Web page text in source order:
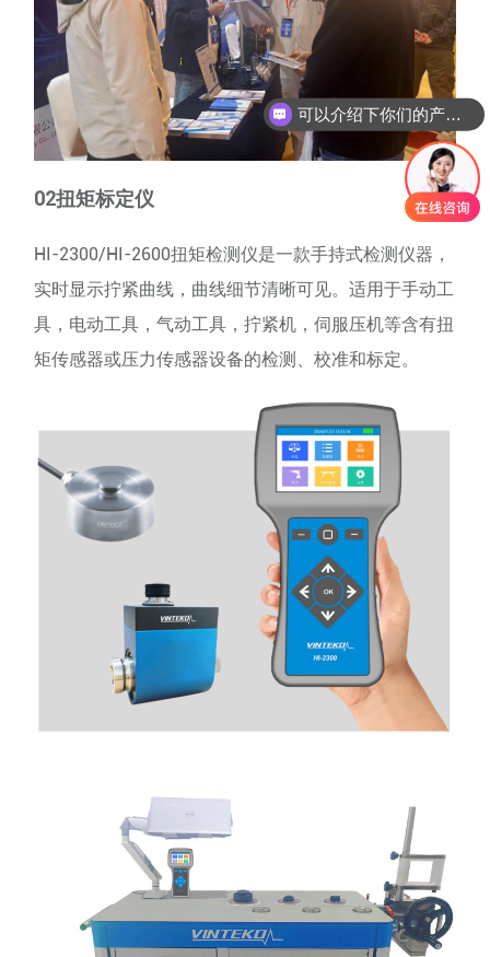
02扭矩标定仪
HI-2300/HI-2600扭矩检测仪是一款手持式检测仪器，
实时显示拧紧曲线，曲线细节清晰可见。适用于手动工
具，电动工具，气动工具，拧紧机，伺服压机等含有扭
矩传感器或压力传感器设备的检测、校准和标定。
可以介绍下你们的产品么
你们是怎么收费的呢